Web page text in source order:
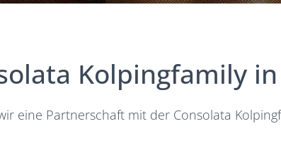
Kolpingfamily
eine Partnerschaft mit der Consolata